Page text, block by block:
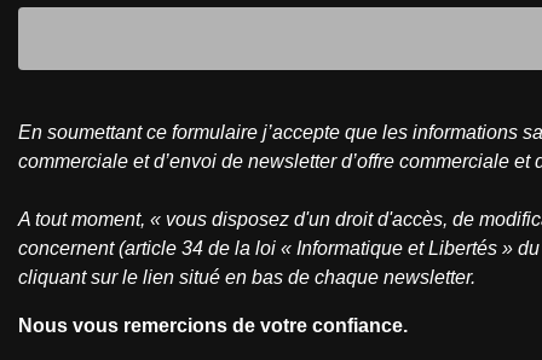
En soumettant ce formulaire j’accepte que les informations
commerciale et d’envoi de newsletter d’offre commerciale et
A tout moment, « vous disposez d'un droit d'accès, de
concernent (article 34 de la loi « Informatique et Libertés »
cliquant sur le lien situé en bas de chaque newsletter.
Nous vous remercions de votre confiance.